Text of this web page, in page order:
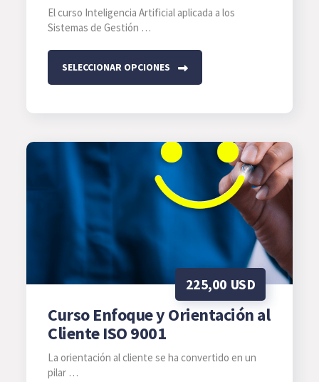
El curso Inteligencia Artificial aplicada a los
Sistemas de Gestión …
SELECCIONAR OPCIONES
Este
tiene
variantes.
Las
opciones
página
de
Curso Enfoque y Orientación al
Cliente ISO 9001
225,00 USD
La orientación al cliente se ha convertido en un
pilar …